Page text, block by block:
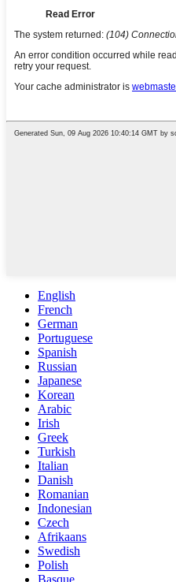
English
French
German
Portuguese
Spanish
Russian
Japanese
Korean
Arabic
Irish
Greek
Turkish
Italian
Danish
Romanian
Indonesian
Czech
Afrikaans
Swedish
Polish